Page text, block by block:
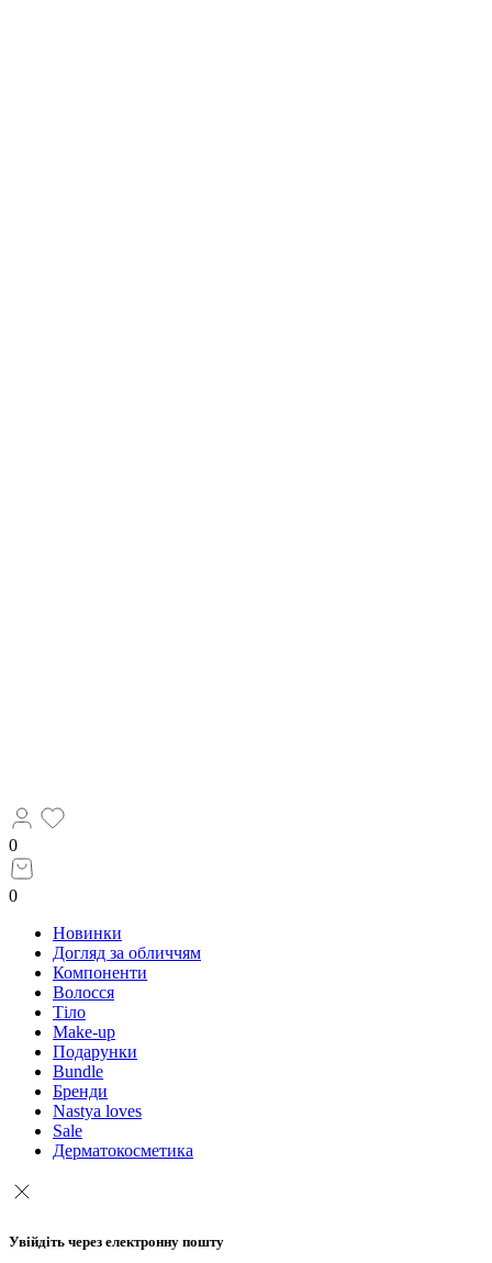
0
0
Новинки
Догляд за обличчям
Компоненти
Волосся
Тіло
Make-up
Подарунки
Bundle
Бренди
Nastya loves
Sale
Дерматокосметика
Увійдіть через електронну пошту